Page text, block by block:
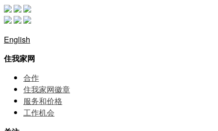
English
住我家网
合作
住我家网徽章
服务和价格
⼯作机会